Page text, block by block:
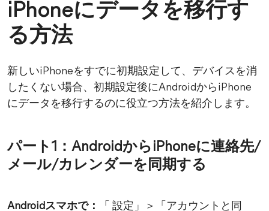
iPhoneにデータを移行す
る方法
新しいiPhoneをすでに初期設定して、デバイスを消
したくない場合、初期設定後にAndroidからiPhone
にデータを移行するのに役立つ方法を紹介します。
パート1：AndroidからiPhoneに連絡先/
メール/カレンダーを同期する
Androidスマホで：
「 設定」＞「アカウントと同